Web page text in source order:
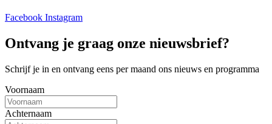
Facebook Instagram
Ontvang je graag onze nieuwsbrief?
Schrijf je in en ontvang eens per maand ons nieuws en programma
Voornaam
Achternaam